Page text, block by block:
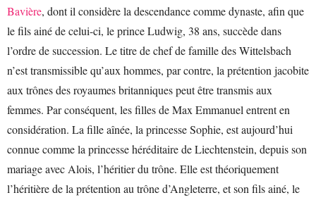
Bavière, dont il considère la descendance comme dynaste, afin que
le fils ainé de celui-ci, le prince Ludwig, 38 ans, succède dans
l’ordre de succession. Le titre de chef de famille des Wittelsbach
n’est transmissible qu’aux hommes, par contre, la prétention jacobite
aux trônes des royaumes britanniques peut être transmis aux
femmes. Par conséquent, les filles de Max Emmanuel entrent en
considération. La fille aînée, la princesse Sophie, est aujourd’hui
connue comme la princesse héréditaire de Liechtenstein, depuis son
mariage avec Alois, l’héritier du trône. Elle est théoriquement
l’héritière de la prétention au trône d’Angleterre, et son fils ainé, le